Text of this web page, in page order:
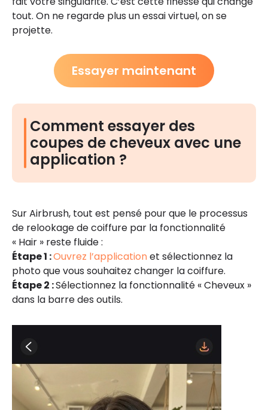
tout. On ne regarde plus un essai virtuel, on se
projette.
Essayer maintenant
Comment essayer des
coupes de cheveux avec une
application ?
Sur Airbrush, tout est pensé pour que le processus
de relookage de coiffure par la fonctionnalité
« Hair » reste fluide :
Étape 1 :Ouvrez l’applicationet sélectionnez la
photo que vous souhaitez changer la coiffure.
Étape 2 :Sélectionnez la fonctionnalité « Cheveux »
dans la barre des outils.